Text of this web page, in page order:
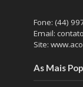
Fone: (44)
Email:
Site:
As Mais